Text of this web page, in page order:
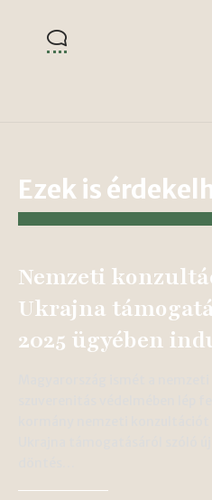
Ezek is
Nemzeti
Ukrajna
2025 ügyében